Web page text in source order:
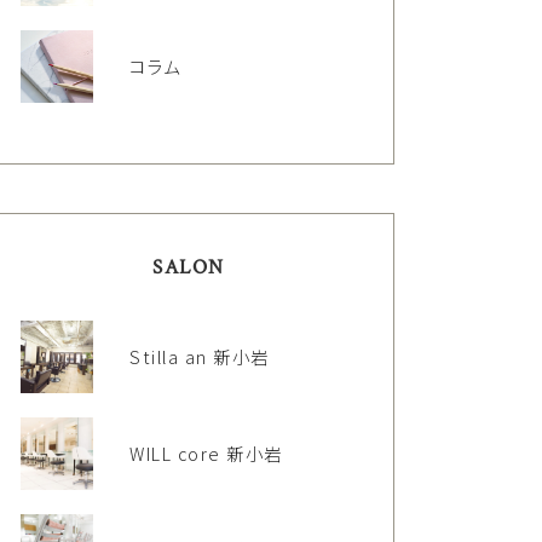
コラム
SALON
Stilla an 新小岩
WILL core 新小岩